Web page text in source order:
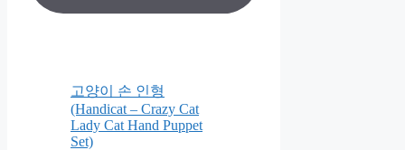
고양이 손 인형
(Handicat – Crazy Cat
Lady Cat Hand Puppet
Set)